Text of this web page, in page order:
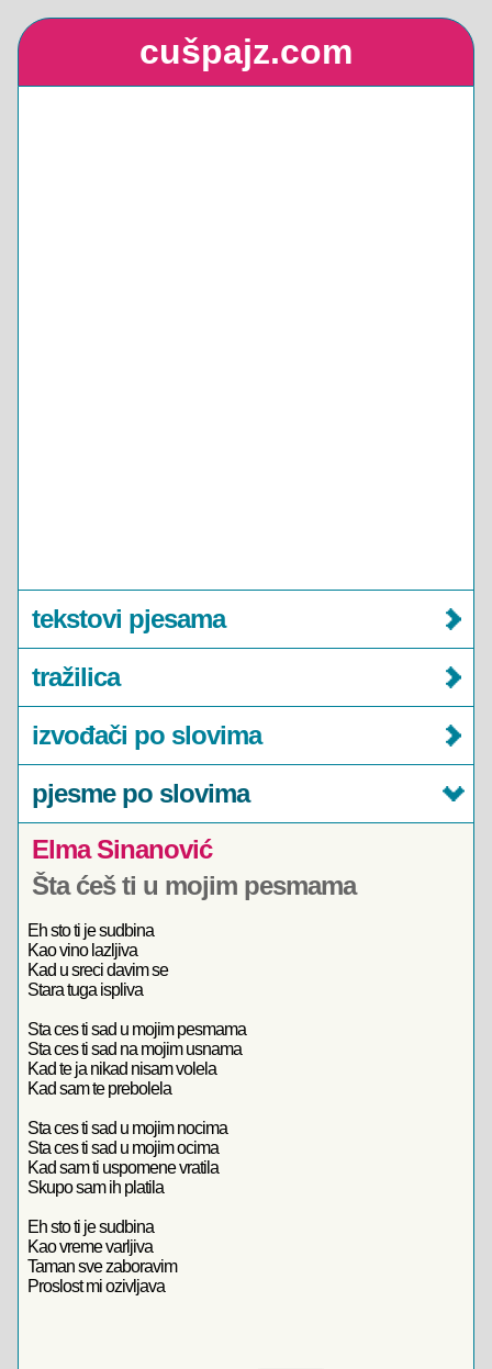
cušpajz.com
tekstovi pjesama
tražilica
izvođači po slovima
pjesme po slovima
Elma Sinanović
Šta ćeš ti u mojim pesmama
Eh sto ti je sudbina
Kao vino lazljiva
Kad u sreci davim se
Stara tuga ispliva
Sta ces ti sad u mojim pesmama
Sta ces ti sad na mojim usnama
Kad te ja nikad nisam volela
Kad sam te prebolela
Sta ces ti sad u mojim nocima
Sta ces ti sad u mojim ocima
Kad sam ti uspomene vratila
Skupo sam ih platila
Eh sto ti je sudbina
Kao vreme varljiva
Taman sve zaboravim
Proslost mi ozivljava